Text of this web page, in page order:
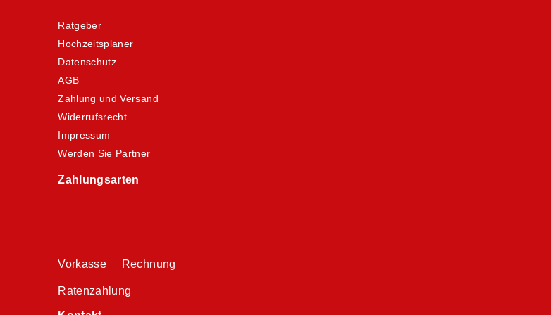
Ratgeber
Hochzeitsplaner
Datenschutz
AGB
Zahlung und Versand
Widerrufsrecht
Impressum
Werden Sie Partner
Zahlungsarten
Vorkasse Rechnung
Ratenzahlung